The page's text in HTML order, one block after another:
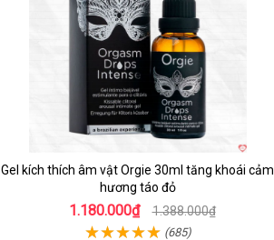
Gel kích thích âm vật Orgie 30ml tăng khoái cảm
hương táo đỏ
1.180.000₫ 1.388.000₫
(685)